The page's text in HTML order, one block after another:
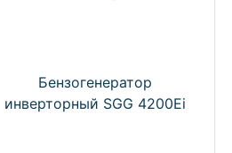
Бензогенератор
инверторный SGG 4200Ei